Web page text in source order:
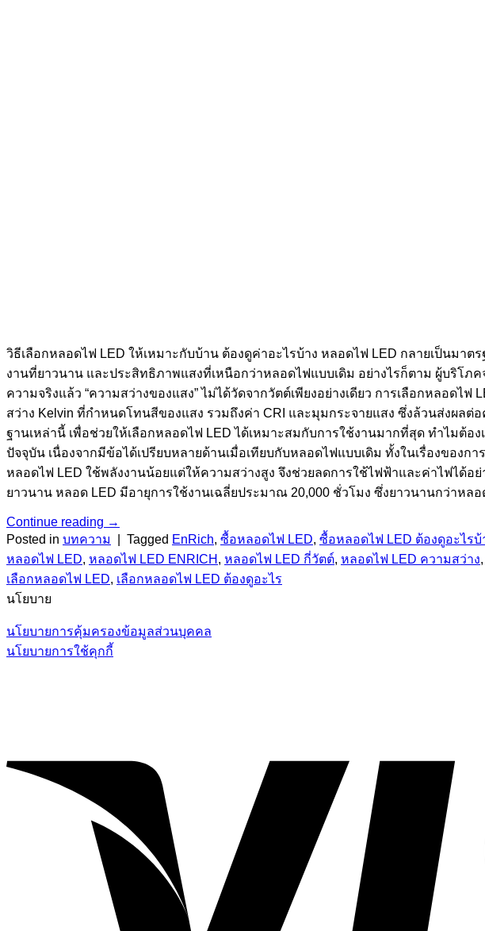
วิธีเลือกหลอดไฟ LED ให้เหมาะกับบ้าน ต้องดูค่าอะไรบ้าง หลอดไฟ LED กลายเป็นมา
งานที่ยาวนาน และประสิทธิภาพแสงที่เหนือกว่าหลอดไฟแบบเดิม อย่างไรก็ตาม ผู้บริโภ
ความจริงแล้ว “ความสว่างของแสง” ไม่ได้วัดจากวัตต์เพียงอย่างเดียว การเลือกหลอด
สว่าง Kelvin ที่กำหนดโทนสีของแสง รวมถึงค่า CRI และมุมกระจายแสง ซึ่งล้วนส่งผ
ฐานเหล่านี้ เพื่อช่วยให้เลือกหลอดไฟ LED ได้เหมาะสมกับการใช้งานมากที่สุด ทำไมต้อ
ปัจจุบัน เนื่องจากมีข้อได้เปรียบหลายด้านเมื่อเทียบกับหลอดไฟแบบเดิม ทั้งในเรื่องของ
หลอดไฟ LED ใช้พลังงานน้อยแต่ให้ความสว่างสูง จึงช่วยลดการใช้ไฟฟ้าและค่าไฟได้
ยาวนาน หลอด LED มีอายุการใช้งานเฉลี่ยประมาณ 20,000 ชั่วโมง ซึ่งยาวนานกว่าหล
Continue reading →
Posted in บทความ Tagged EnRich, ซื้อหลอดไฟ LED, ซื้อหลอดไฟ LED ต้องดูอะไรบ้
หลอดไฟ LED, หลอดไฟ LED ENRICH , หลอดไฟ LED กี่วัตต์, หลอดไฟ LED ความสว่าง,
เลือกหลอดไฟ LED, เลือกหลอดไฟ LED ต้องดูอะไร
นโยบาย
นโยบายการคุ้มครองข้อมูลส่วนบุคคล
นโยบายการใช้คุกกี้